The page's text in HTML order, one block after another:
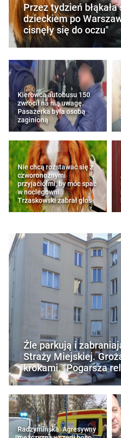
Przez tydzień
dzieckiem po
cisnęły się do oczu"
Kierowca autobusu 150
zwrócił na nią uwagę.
Pasażerka była osobą
zaginioną
Nie chcą rozstawać się z
czworonożnymi
przyjaciółmi, by móc spać
w noclegowni.
Trzaskowski zabrał głos
Źle parkują i
Straży Miejskiej.
krokami. "Pogarsza
Radzymińska. Agresywny